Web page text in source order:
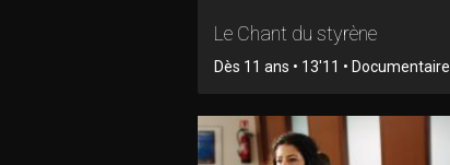
Le Chant du styrène
Dès 11 ans • 13'11 • Documentaire